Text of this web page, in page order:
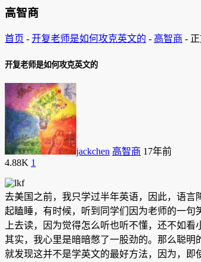
高智商
首页 - 开复老师是如何攻克英文的 - 高智商 -
开复老师是如何攻克英文的
jackchen 高智商 17年前
4.88K 1
去美国之前，我只学过半年英语，因此，语
起瞌睡，有时候，听到同学们因为老师的一
上去读，因为觉得怎么听也听不懂，还不如
其实，我心里是暗暗憋了一股劲的。那么聪
就发现这并不是学英文的最好方法，因为，即